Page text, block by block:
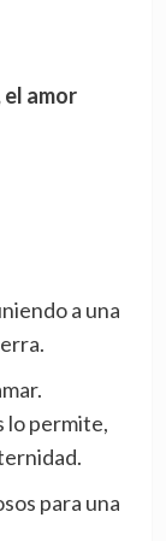
amor
a una
lo permite,
para una